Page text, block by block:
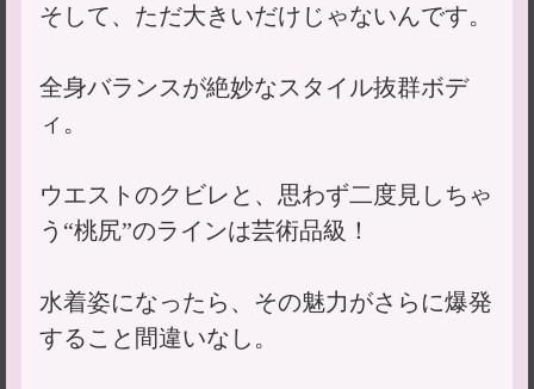
そして、ただ大きいだけじゃないんです。
全身バランスが絶妙なスタイル抜群ボデ
ィ。
ウエストのクビレと、思わず二度見しちゃ
う“桃尻”のラインは芸術品級！
水着姿になったら、その魅力がさらに爆発
すること間違いなし。